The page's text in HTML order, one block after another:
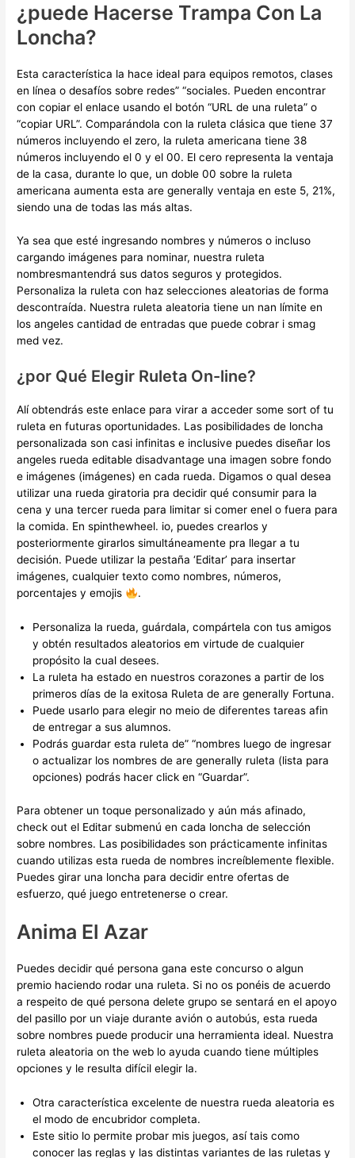
¿puede Hacerse Trampa Con La
Loncha?
Esta característica la hace ideal para equipos remotos, clases
en línea o desafíos sobre redes” “sociales. Pueden encontrar
con copiar el enlace usando el botón “URL de una ruleta” o
“copiar URL”. Comparándola con la ruleta clásica que tiene 37
números incluyendo el zero, la ruleta americana tiene 38
números incluyendo el 0 y el 00. El cero representa la ventaja
de la casa, durante lo que, un doble 00 sobre la ruleta
americana aumenta esta are generally ventaja en este 5, 21%,
siendo una de todas las más altas.
Ya sea que esté ingresando nombres y números o incluso
cargando imágenes para nominar, nuestra ruleta
nombresmantendrá sus datos seguros y protegidos.
Personaliza la ruleta con haz selecciones aleatorias de forma
descontraída. Nuestra ruleta aleatoria tiene un nan límite en
los angeles cantidad de entradas que puede cobrar i smag
med vez.
¿por Qué Elegir Ruleta On-line?
Alí obtendrás este enlace para virar a acceder some sort of tu
ruleta en futuras oportunidades. Las posibilidades de loncha
personalizada son casi infinitas e inclusive puedes diseñar los
angeles rueda editable disadvantage una imagen sobre fondo
e imágenes (imágenes) en cada rueda. Digamos o qual desea
utilizar una rueda giratoria pra decidir qué consumir para la
cena y una tercer rueda para limitar si comer enel o fuera para
la comida. En spinthewheel. io, puedes crearlos y
posteriormente girarlos simultáneamente pra llegar a tu
decisión. Puede utilizar la pestaña ‘Editar’ para insertar
imágenes, cualquier texto como nombres, números,
porcentajes y emojis
.
Personaliza la rueda, guárdala, compártela con tus amigos
y obtén resultados aleatorios em virtude de cualquier
propósito la cual desees.
La ruleta ha estado en nuestros corazones a partir de los
primeros días de la exitosa Ruleta de are generally Fortuna.
Puede usarlo para elegir no meio de diferentes tareas afin
de entregar a sus alumnos.
Podrás guardar esta ruleta de” “nombres luego de ingresar
o actualizar los nombres de are generally ruleta (lista para
opciones) podrás hacer click en “Guardar”.
Para obtener un toque personalizado y aún más afinado,
check out el Editar submenú en cada loncha de selección
sobre nombres. Las posibilidades son prácticamente infinitas
cuando utilizas esta rueda de nombres increíblemente flexible.
Puedes girar una loncha para decidir entre ofertas de
esfuerzo, qué juego entretenerse o crear.
Anima El Azar
Puedes decidir qué persona gana este concurso o algun
premio haciendo rodar una ruleta. Si no os ponéis de acuerdo
a respeito de qué persona delete grupo se sentará en el apoyo
del pasillo por un viaje durante avión o autobús, esta rueda
sobre nombres puede producir una herramienta ideal. Nuestra
ruleta aleatoria on the web lo ayuda cuando tiene múltiples
opciones y le resulta difícil elegir la.
Otra característica excelente de nuestra rueda aleatoria es
el modo de encubridor completa.
Este sitio lo permite probar mis juegos, así tais como
conocer las reglas y las distintas variantes de las ruletas y